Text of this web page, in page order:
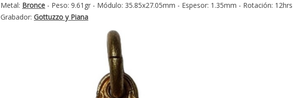
Metal: Bronce - Peso: 9.61gr - Módulo: 35.85x27.05mm - Espesor: 1.35mm - Rotación: 12hrs
Grabador:Gottuzzo y Piana